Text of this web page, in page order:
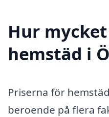
Hur
hemstäd i
Priserna för
beroende på flera